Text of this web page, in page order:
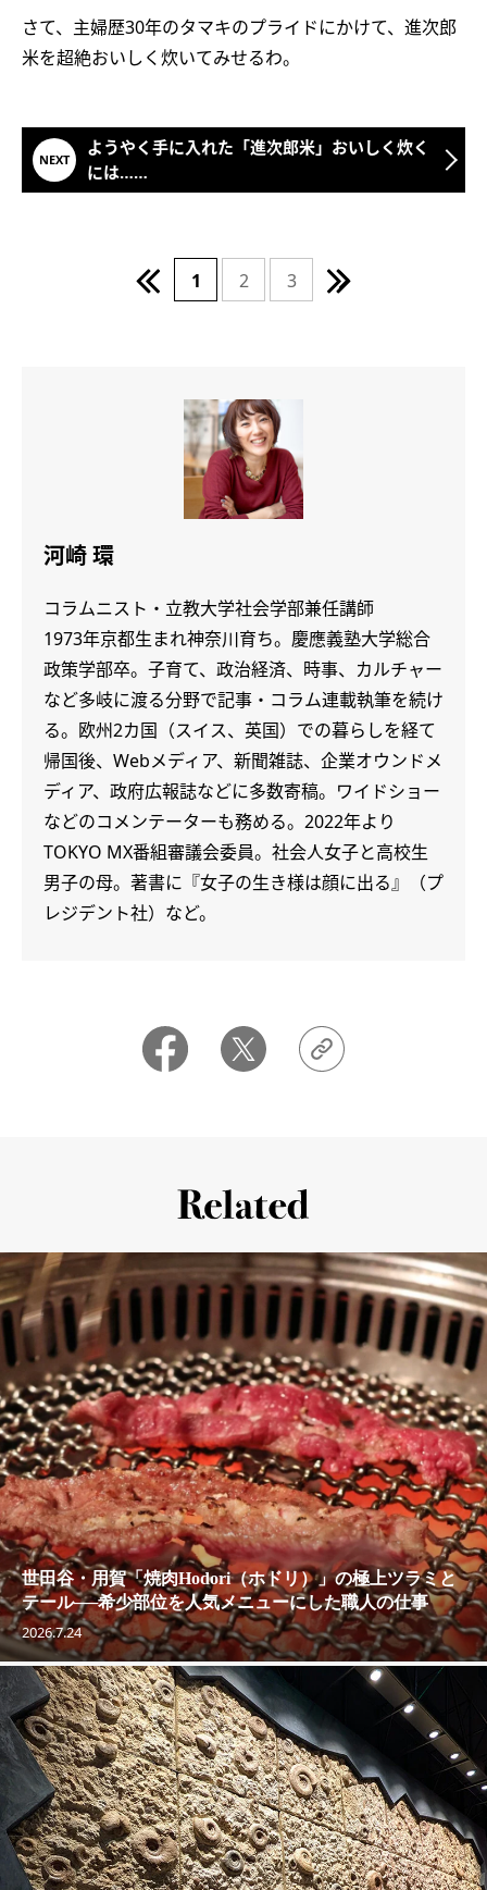
さて、主婦歴30年のタマキのプライドにかけて、進次郎
米を超絶おいしく炊いてみせるわ。
ようやく手に入れた「進次郎米」おいしく炊く
には……
1 2 3
河崎 環
コラムニスト・立教大学社会学部兼任講師
1973年京都生まれ神奈川育ち。慶應義塾大学総合
政策学部卒。子育て、政治経済、時事、カルチャー
など多岐に渡る分野で記事・コラム連載執筆を続け
る。欧州2カ国（スイス、英国）での暮らしを経て
帰国後、Webメディア、新聞雑誌、企業オウンドメ
ディア、政府広報誌などに多数寄稿。ワイドショー
などのコメンテーターも務める。2022年より
TOKYO MX番組審議会委員。社会人女子と高校生
男子の母。著書に『女子の生き様は顔に出る』（プ
レジデント社）など。
世田谷・用賀「焼肉Hodori（ホドリ）」の極上ツラミと
テール──希少部位を人気メニューにした職人の仕事
2026.7.24